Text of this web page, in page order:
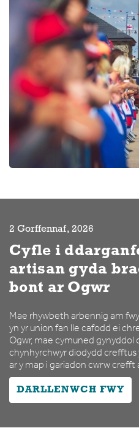
2 Gorffennaf, 2026
Cyfle i
artisan gyda
bont ar Ogwr
Mae rhywbeth arbennig am
yn yr union fan lle cafodd ei
Ogwr, mae cymuned gynyddol
chynhyrchwyr diodydd
ar y map i gariadon cwrw
DARLLENWCH FWY